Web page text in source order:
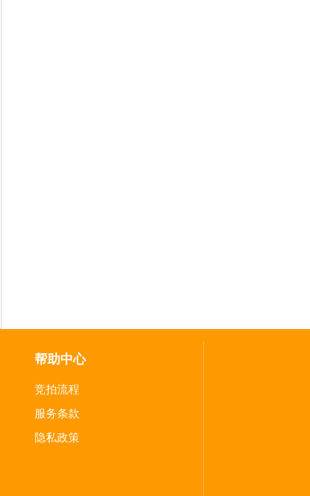
帮助中心
竞拍流程
服务条款
隐私政策